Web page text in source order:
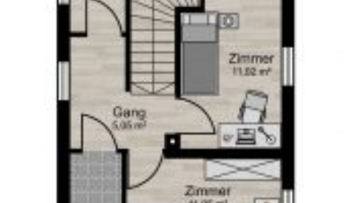
+43(0) 664 244 88 38
Wir schaffen Lebensräume, die die Außenwelt mit der
Innenwelt verbinden. Das Persönliche steht stets im